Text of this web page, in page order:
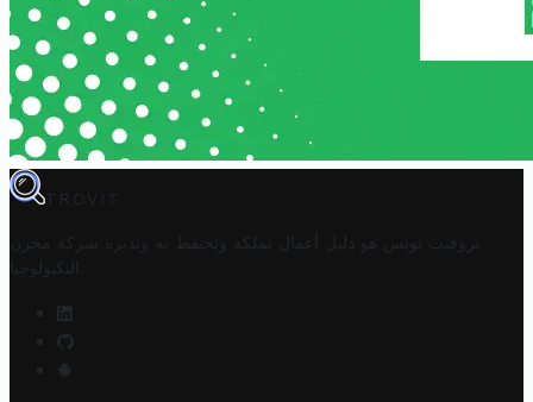
TROVIT
تروفيت تونس هو دليل أعمال تملكه وتحتفظ به وتديره
شركة مخزن
التكنولوجيا